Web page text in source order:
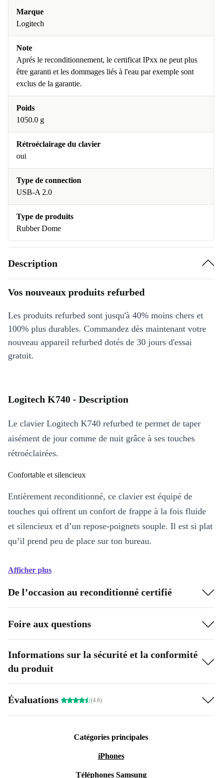
Marque
Logitech
Note
Aprés le reconditionnement, le certificat IPxx ne peut plus
être garanti et les dommages liés à l'eau par exemple sont
exclus de la garantie.
Poids
1050.0 g
Rétroéclairage du clavier
oui
Type de connection
USB-A 2.0
Type de produits
Rubber Dome
Description
Vos nouveaux produits refurbed
Les produits refurbed sont jusqu'à 40% moins chers et
100% plus durables. Commandez dès maintenant votre
nouveau appareil refurbed dotés de 30 jours d'essai
gratuit.
Logitech K740 - Description
Le clavier Logitech K740 refurbed te permet de taper
aisément de jour comme de nuit grâce à ses touches
rétroéclairées.
Confortable et silencieux
Entièrement reconditionné, ce clavier est équipé de
touches qui offrent un confort de frappe à la fois fluide
et silencieux et d’un repose-poignets souple. Il est si plat
qu’il prend peu de place sur ton bureau.
Afficher plus
De l’occasion au reconditionné certifié
Foire aux questions
Informations sur la sécurité et la conformité
du produit
Évaluations (4.6)
Catégories principales
iPhones
Téléphones Samsung